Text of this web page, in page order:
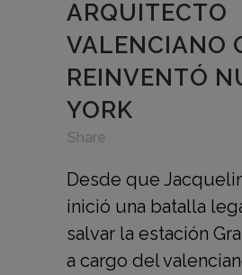
ARQUITECTO
VALENCIANO
REINVENTÓ
YORK
Share
Desde que
inició una batalla
salvar la estación
a cargo del